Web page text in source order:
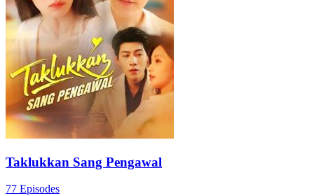
Taklukkan Sang Pengawal
77 Episodes